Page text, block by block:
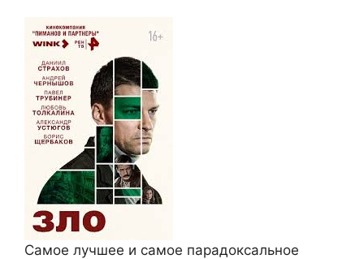
Самое лучшее и самое парадоксальное